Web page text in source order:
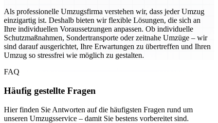
Als professionelle Umzugsfirma verstehen wir, dass jeder Umzug
einzigartig ist. Deshalb bieten wir flexible Lösungen, die sich an
Ihre individuellen Voraussetzungen anpassen. Ob individuelle
Schutzmaßnahmen, Sondertransporte oder zeitnahe Umzüge – wir
sind darauf ausgerichtet, Ihre Erwartungen zu übertreffen und Ihren
Umzug so stressfrei wie möglich zu gestalten.
FAQ
Häufig gestellte Fragen
Hier finden Sie Antworten auf die häufigsten Fragen rund um
unseren Umzugsservice – damit Sie bestens vorbereitet sind.